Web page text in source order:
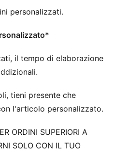
personalizzati.
il tempo di elaborazione
tieni presente che
l'articolo personalizzato.
ORDINI SUPERIORI A
SOLO CON IL TUO